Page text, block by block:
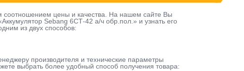
соотношением цены и качества. На нашем сайте Вы
Sebang 6СТ-42 а/ч обр.пол.» и узнать его
из двух способов:
производителя и технические параметры
выбрать более удобный способ получения товара: